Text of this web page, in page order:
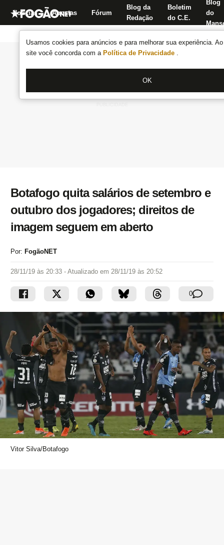
Usamos cookies para anúncios e para melhorar sua experiência.
site você concorda com a Política de Privacidade .
OK
Notícias Apostas Fórum
Blog da
Redação
Boletim
do C.E.
Blog
do
Botafogo quita salários de setembro e
outubro dos jogadores; direitos de
imagem seguem em aberto
Por: FogãoNET
28/11/19 às 20:33 - Atualizado em 28/11/19 às 20:52
0
Vitor Silva/Botafogo